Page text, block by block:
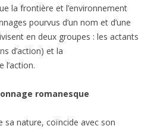
la frontière et l’environnement
pourvus d’un nom et d’une
en deux groupes : les actants
d’action) et la
l’action.
romanesque
sa nature, coïncide avec son